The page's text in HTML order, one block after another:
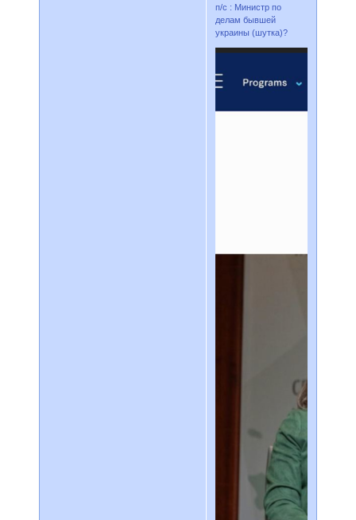
п/с : Министр по
делам бывшей
украины (шутка)?